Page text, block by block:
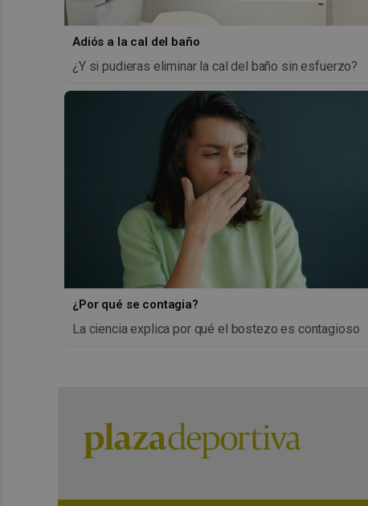
Adiós a la cal del baño
¿Y si pudieras eliminar la cal del baño sin esfuerzo?
¿Por qué se contagia?
La ciencia explica por qué el bostezo es contagioso